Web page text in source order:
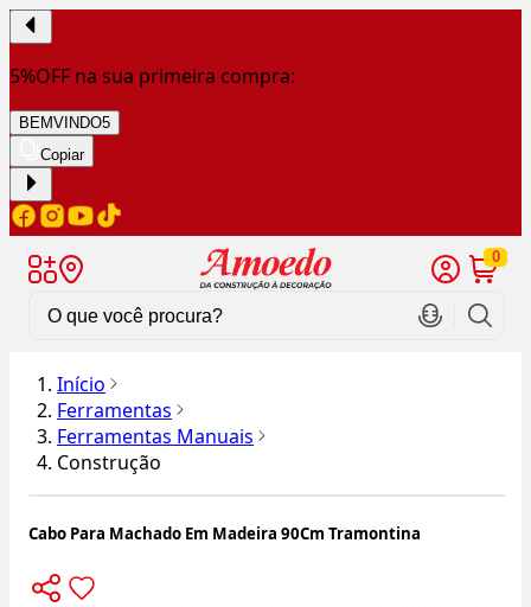
5%OFF na sua primeira compra:
BEMVINDO5
Copiar
0
Início
Ferramentas
Ferramentas Manuais
Construção
Cabo Para Machado Em Madeira 90Cm Tramontina